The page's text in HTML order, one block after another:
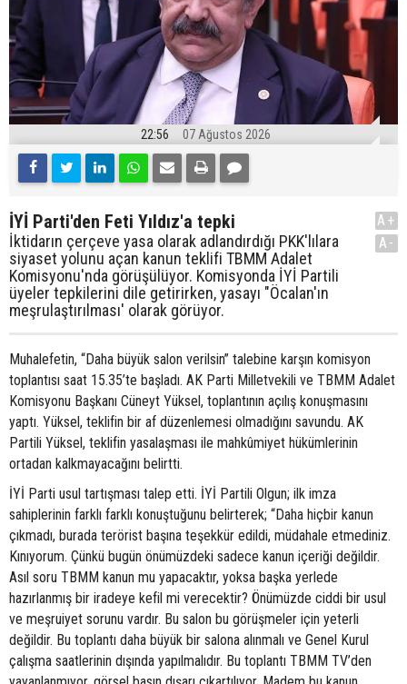
22:56 07 Ağustos 2026
İYİ Parti'den Feti Yıldız'a tepki
İktidarın çerçeve yasa olarak adlandırdığı PKK'lılara
siyaset yolunu açan kanun teklifi TBMM Adalet
Komisyonu'nda görüşülüyor. Komisyonda İYİ Partili
üyeler tepkilerini dile getirirken, yasayı "Öcalan'ın
meşrulaştırılması' olarak görüyor.
A+
A-
Muhalefetin, “Daha büyük salon verilsin” talebine karşın komisyon
toplantısı saat 15.35’te başladı. AK Parti Milletvekili ve TBMM Adalet
Komisyonu Başkanı Cüneyt Yüksel, toplantının açılış konuşmasını
yaptı. Yüksel, teklifin bir af düzenlemesi olmadığını savundu. AK
Partili Yüksel, teklifin yasalaşması ile mahkûmiyet hükümlerinin
ortadan kalkmayacağını belirtti.
İYİ Parti usul tartışması talep etti. İYİ Partili Olgun; ilk imza
sahiplerinin farklı farklı konuştuğunu belirterek; “Daha hiçbir kanun
çıkmadı, burada terörist başına teşekkür edildi, müdahale etmediniz.
Kınıyorum. Çünkü bugün önümüzdeki sadece kanun içeriği değildir.
Asıl soru TBMM kanun mu yapacaktır, yoksa başka yerlede
hazırlanmış bir iradeye kefil mi verecektir? Önümüzde ciddi bir usul
ve meşruiyet sorunu vardır. Bu salon bu görüşmeler için yeterli
değildir. Bu toplantı daha büyük bir salona alınmalı ve Genel Kurul
çalışma saatlerinin dışında yapılmalıdır. Bu toplantı TBMM TV’den